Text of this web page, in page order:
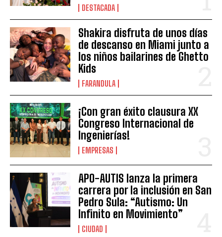
DESTACADA
Shakira disfruta de unos días
de descanso en Miami junto a
los niños bailarines de Ghetto
Kids
FARANDULA
¡Con gran éxito clausura XX
Congreso Internacional de
Ingenierías!
EMPRESAS
APO-AUTIS lanza la primera
carrera por la inclusión en San
Pedro Sula: “Autismo: Un
Infinito en Movimiento”
CIUDAD